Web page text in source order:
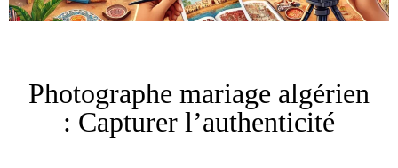
Photographe mariage algérien
: Capturer l’authenticité